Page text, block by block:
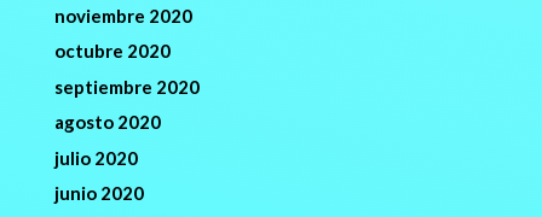
noviembre 2020
octubre 2020
septiembre 2020
agosto 2020
julio 2020
junio 2020